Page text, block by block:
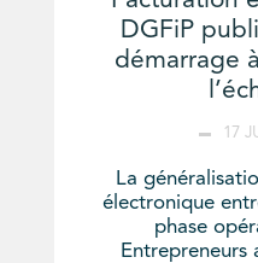
DGFiP
démarrage
17
La
électronique
phase
Entrepreneurs